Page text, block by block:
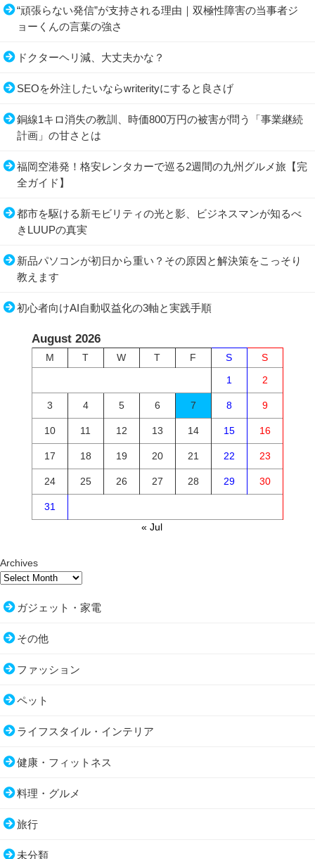
“頑張らない発信”が支持される理由｜双極性障害の当事者ジ
ョーくんの言葉の強さ
ドクターヘリ減、大丈夫かな？
SEOを外注したいならwriterityにすると良さげ
銅線1キロ消失の教訓、時価800万円の被害が問う「事業継続
計画」の甘さとは
福岡空港発！格安レンタカーで巡る2週間の九州グルメ旅【完
全ガイド】
都市を駆ける新モビリティの光と影、ビジネスマンが知るべ
きLUUPの真実
新品パソコンが初日から重い？その原因と解決策をこっそり
教えます
初心者向けAI自動収益化の3軸と実践手順
August 2026
M T W T F S
S
1
2
3 4 5 6 7 8 9
10 11 12 13 14 15 16
17 18 19 20 21 22 23
24 25 26 27 28 29 30
31
« Jul
Archives
ガジェット・家電
その他
ファッション
ペット
ライフスタイル・インテリア
健康・フィットネス
料理・グルメ
旅行
未分類